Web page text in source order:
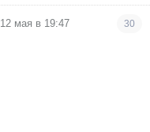
12 мая в 19:47 30